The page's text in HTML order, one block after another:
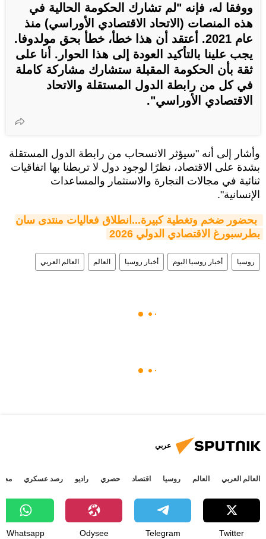
ووفقا له، فإنه "لم تشارك الحكومة الحالية في
هذه المنصات (الاتحاد الاقتصادي الأوراسي) منذ
عام 2021. أعتقد أن هذا خطأ، خطأ بحق مولدوفا.
يجب علينا بالتأكيد العودة إلى هذا الحوار. أنا على
ثقة بأن الحكومة المقبلة ستشارك مشاركة كاملة
في كل من رابطة الدول المستقلة والاتحاد
الاقتصادي الأوراسي".
وأشار إلى أنه "سيؤثر الانسحاب من رابطة الدول المستقلة
بشدة على الاقتصاد، نظرًا لوجود دول لا تربطنا بها اتفاقيات
ثنائية في مجالات التجارة والاستثمار والمساعدات
الإنسانية".
بطرسبورغ الاقتصادي الدولي 2026
روسيا أخبار روسيا اليوم أخبار روسيا العالم العالم العربي
عربي
العالم العربي العالم روسيا اقتصاد حصري راديو رصد عسكري
Twitter
Telegram
Odysee
Whatsapp